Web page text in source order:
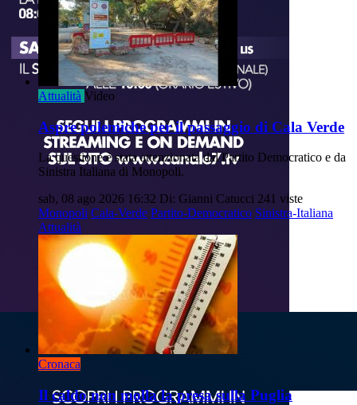
Attualità Video
Aspre polemiche per il passaggio di Cala Verde
La questione è stata attenzionata dal Partito Democratico e da
Sinistra Italiana di Monopoli.
sab, 08 ago 2026 16:32 Di: Gianni Catucci 241 viste
Monopoli Cala-Verde Partito-Democratico Sinistra-Italiana
Attualità
Cronaca
Il caldo non molla la presa sulla Puglia